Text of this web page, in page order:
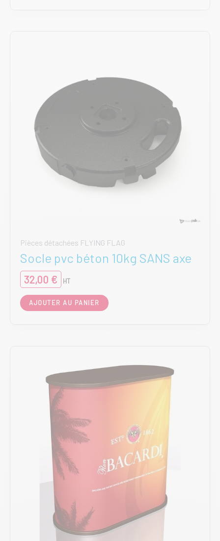
Pièces détachées FLYING FLAG
Socle pvc béton 10kg SANS axe
32,00 € HT
AJOUTER AU PANIER